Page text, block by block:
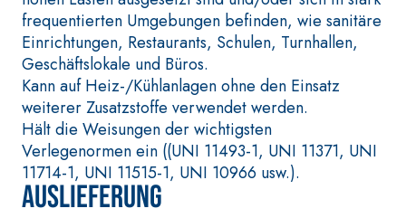
frequentierten Umgebungen befinden, wie sanitäre
Einrichtungen, Restaurants, Schulen, Turnhallen,
Geschäftslokale und Büros.
Kann auf Heiz-/Kühlanlagen ohne den Einsatz
weiterer Zusatzstoffe verwendet werden.
Hält die Weisungen der wichtigsten
Verlegenormen ein ((UNI 11493-1, UNI 11371, UNI
11714-1, UNI 11515-1, UNI 10966 usw.).
Auslieferung
faserverstärkter
Schnellmörtel bestehend
aus speziellen
sulfatbeständigen Bindern,
für die Passivierung, die
Reparatur, die
Verspachtelung und den
Schutz von
Betonbauwerken
Quarzbasis
Schichtstärke